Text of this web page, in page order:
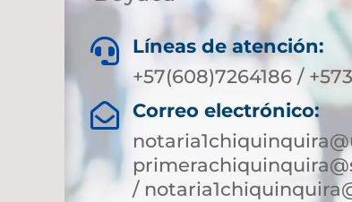

Líneas de atención:
+57(608)7264186 /

Correo electrónico:
/